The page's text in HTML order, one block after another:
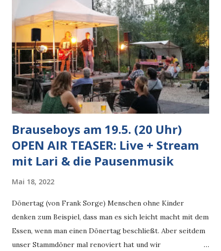
Partner, "fleißig, fleißig." Frühlingssonne im Wedding, jeder
für sich hing den passenden Gedanken nach.
~#~#~#~#~#~#~#~# Donnerstag, 26.5. /20 Uhr
Kulturfabrik Moabit (Lehrter Str. 35) Die Brauseboys am
26.5. im Slaughterhouse (oder draußen): Live mit Lutz
Steinbrück & Clint Lukas Viele Mensch...
Brauseboys am 19.5. (20 Uhr)
OPEN AIR TEASER: Live + Stream
mit Lari & die Pausenmusik
Mai 18, 2022
Dönertag (von Frank Sorge) Menschen ohne Kinder
denken zum Beispiel, dass man es sich leicht macht mit dem
Essen, wenn man einen Dönertag beschließt. Aber seitdem
unser Stammdöner mal renoviert hat und wir